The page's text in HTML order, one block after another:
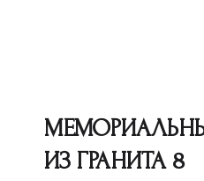
ИЗ ГРАНИТА 8